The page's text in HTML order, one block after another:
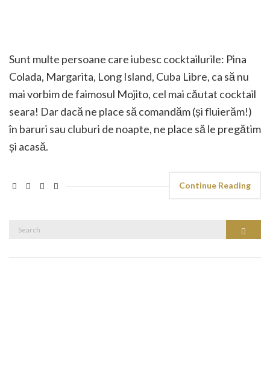
Sunt multe persoane care iubesc cocktailurile: Pina
Colada, Margarita, Long Island, Cuba Libre, ca să nu
mai vorbim de faimosul Mojito, cel mai căutat cocktail
seara! Dar dacă ne place să comandăm (și fluierăm!)
în baruri sau cluburi de noapte, ne place să le pregătim
și acasă.
Continue Reading